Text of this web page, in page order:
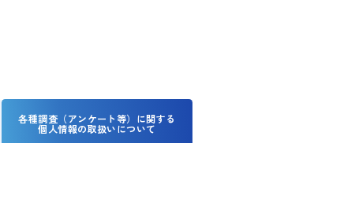
各種調査（アンケート等）に関する
個人情報の取扱いについて